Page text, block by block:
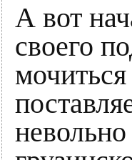
А вот
своего